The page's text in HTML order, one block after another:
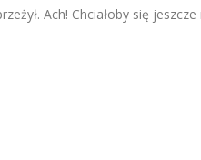
Ach! Chciałoby się